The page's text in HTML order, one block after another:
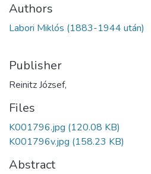
Authors
Labori Miklós (1883-1944 után)
Publisher
Reinitz József,
Files
K001796.jpg (120.08 KB)
K001796v.jpg (158.23 KB)
Abstract